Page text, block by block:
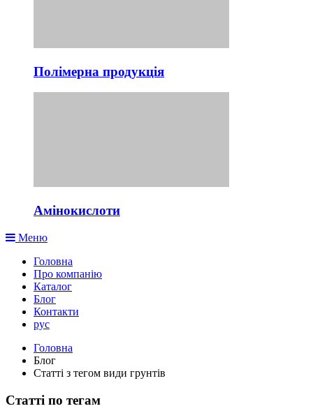
Полімерна продукція
Амінокислоти
Меню
Головна
Про компанію
Каталог
Блог
Контакти
рус
Головна
Блог
Статті з тегом види грунтів
Статті по тегам